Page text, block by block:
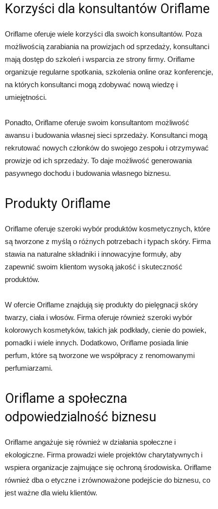
Korzyści dla konsultantów Oriflame
Oriflame oferuje wiele korzyści dla swoich konsultantów. Poza
możliwością zarabiania na prowizjach od sprzedaży, konsultanci
mają dostęp do szkoleń i wsparcia ze strony firmy. Oriflame
organizuje regularne spotkania, szkolenia online oraz konferencje,
na których konsultanci mogą zdobywać nową wiedzę i
umiejętności.
Ponadto, Oriflame oferuje swoim konsultantom możliwość
awansu i budowania własnej sieci sprzedaży. Konsultanci mogą
rekrutować nowych członków do swojego zespołu i otrzymywać
prowizje od ich sprzedaży. To daje możliwość generowania
pasywnego dochodu i budowania własnego biznesu.
Produkty Oriflame
Oriflame oferuje szeroki wybór produktów kosmetycznych, które
są tworzone z myślą o różnych potrzebach i typach skóry. Firma
stawia na naturalne składniki i innowacyjne formuły, aby
zapewnić swoim klientom wysoką jakość i skuteczność
produktów.
W ofercie Oriflame znajdują się produkty do pielęgnacji skóry
twarzy, ciała i włosów. Firma oferuje również szeroki wybór
kolorowych kosmetyków, takich jak podkłady, cienie do powiek,
pomadki i wiele innych. Dodatkowo, Oriflame posiada linie
perfum, które są tworzone we współpracy z renomowanymi
perfumiarzami.
Oriflame a społeczna
odpowiedzialność biznesu
Oriflame angażuje się również w działania społeczne i
ekologiczne. Firma prowadzi wiele projektów charytatywnych i
wspiera organizacje zajmujące się ochroną środowiska. Oriflame
również dba o etyczne i zrównoważone podejście do biznesu, co
jest ważne dla wielu klientów.